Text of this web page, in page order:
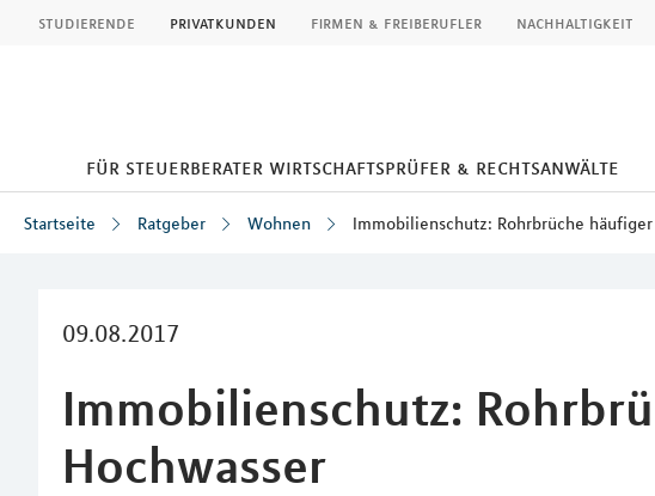
studierende privatkunden firmen & freiberufler nachhaltigkeit
für steuerberater wirtschaftsprüfer & rechtsanwälte
Startseite Ratgeber Wohnen Immobilienschutz: Rohrbrüche
09.08.2017
Immobilienschutz:
Hochwasser